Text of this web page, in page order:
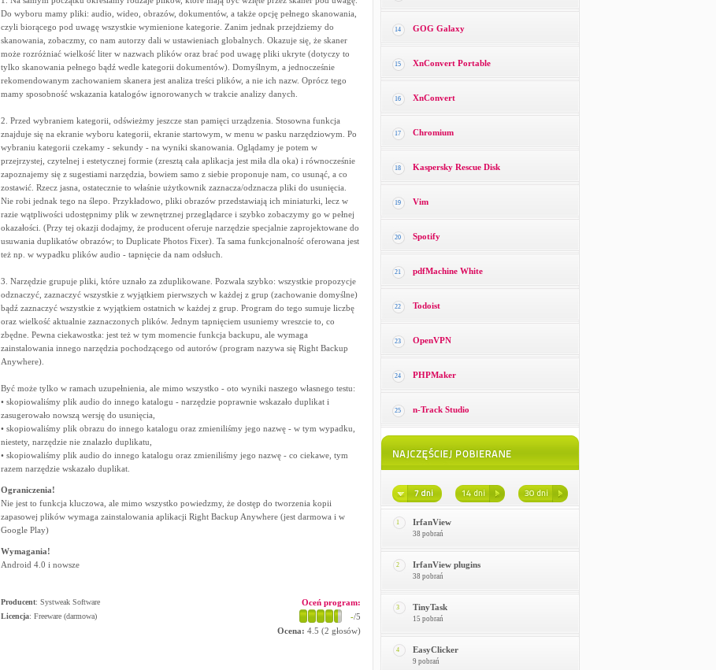
Do wyboru mamy pliki: audio, wideo, obrazów, dokumentów, a także opcję pełnego skanowania,
czyli biorącego pod uwagę wszystkie wymienione kategorie. Zanim jednak przejdziemy do
skanowania, zobaczmy, co nam autorzy dali w ustawieniach globalnych. Okazuje się, że skaner
może rozróżniać wielkość liter w nazwach plików oraz brać pod uwagę pliki ukryte (dotyczy to
tylko skanowania pełnego bądź wedle kategorii dokumentów). Domyślnym, a jednocześnie
rekomendowanym zachowaniem skanera jest analiza treści plików, a nie ich nazw. Oprócz tego
mamy sposobność wskazania katalogów ignorowanych w trakcie analizy danych.
2. Przed wybraniem kategorii, odświeżmy jeszcze stan pamięci urządzenia. Stosowna funkcja
znajduje się na ekranie wyboru kategorii, ekranie startowym, w menu w pasku narzędziowym. Po
wybraniu kategorii czekamy - sekundy - na wyniki skanowania. Oglądamy je potem w
przejrzystej, czytelnej i estetycznej formie (zresztą cała aplikacja jest miła dla oka) i równocześnie
zapoznajemy się z sugestiami narzędzia, bowiem samo z siebie proponuje nam, co usunąć, a co
zostawić. Rzecz jasna, ostatecznie to właśnie użytkownik zaznacza/odznacza pliki do usunięcia.
Nie robi jednak tego na ślepo. Przykładowo, pliki obrazów przedstawiają ich miniaturki, lecz w
razie wątpliwości udostępnimy plik w zewnętrznej przeglądarce i szybko zobaczymy go w pełnej
okazałości. (Przy tej okazji dodajmy, że producent oferuje narzędzie specjalnie zaprojektowane do
usuwania duplikatów obrazów; to Duplicate Photos Fixer). Ta sama funkcjonalność oferowana jest
też np. w wypadku plików audio - tapnięcie da nam odsłuch.
3. Narzędzie grupuje pliki, które uznało za zduplikowane. Pozwala szybko: wszystkie propozycje
odznaczyć, zaznaczyć wszystkie z wyjątkiem pierwszych w każdej z grup (zachowanie domyślne)
bądź zaznaczyć wszystkie z wyjątkiem ostatnich w każdej z grup. Program do tego sumuje liczbę
oraz wielkość aktualnie zaznaczonych plików. Jednym tapnięciem usuniemy wreszcie to, co
zbędne. Pewna ciekawostka: jest też w tym momencie funkcja backupu, ale wymaga
zainstalowania innego narzędzia pochodzącego od autorów (program nazywa się Right Backup
Anywhere).
Być może tylko w ramach uzupełnienia, ale mimo wszystko - oto wyniki naszego własnego testu:
• skopiowaliśmy plik audio do innego katalogu - narzędzie poprawnie wskazało duplikat i
zasugerowało nowszą wersję do usunięcia,
• skopiowaliśmy plik obrazu do innego katalogu oraz zmieniliśmy jego nazwę - w tym wypadku,
niestety, narzędzie nie znalazło duplikatu,
• skopiowaliśmy plik audio do innego katalogu oraz zmieniliśmy jego nazwę - co ciekawe, tym
razem narzędzie wskazało duplikat.
Ograniczenia!
Nie jest to funkcja kluczowa, ale mimo wszystko powiedzmy, że dostęp do tworzenia kopii
zapasowej plików wymaga zainstalowania aplikacji Right Backup Anywhere (jest darmowa i w
Google Play)
Wymagania!
Android 4.0 i nowsze
Producent: Systweak Software
Licencja: Freeware (darmowa)
Oceń program:
-/5
Ocena: 4.5 (2 głosów)
14 GOG Galaxy
15 XnConvert Portable
16 XnConvert
17 Chromium
18 Kaspersky Rescue Disk
19 Vim
20 Spotify
21 pdfMachine White
22 Todoist
23 OpenVPN
24 PHPMaker
25 n-Track Studio
1 IrfanView
38 pobrań
2 IrfanView plugins
38 pobrań
3 TinyTask
15 pobrań
4 EasyClicker
9 pobrań